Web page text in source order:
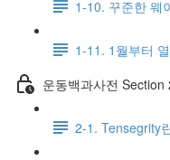
1-10. 꾸준한 웨
1-11. 1월부터
운동백과사전 Section
2-1. Tensegrity